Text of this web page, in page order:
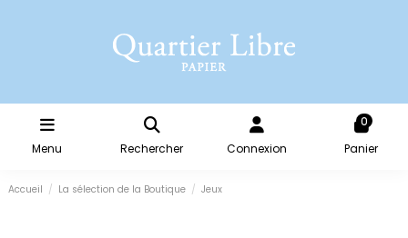
Menu Rechercher Connexion
0
Panier
Accueil La sélection de la Boutique Jeux